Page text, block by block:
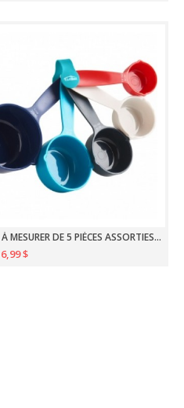
TASSES À MESURER DE 5 PIÈCES ASSORTIES TM
6,99 $